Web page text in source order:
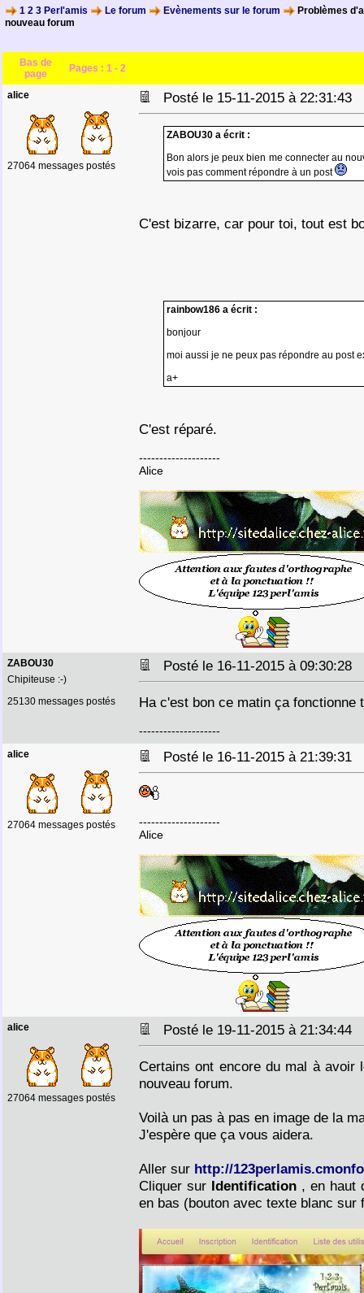
1 2 3 Perl'amis Le forum Evènements sur le forum
Problèmes
nouveau forum
Bas de
page
Pages : 1 - 2
alice
27064 messages postés
Posté le 15-11-2015 à 22:31:43
ZABOU30 a écrit :
Bon alors je peux bien me connecter au
vois pas comment répondre à un post
C'est bizarre, car pour toi, tout est
rainbow186 a écrit :
bonjour
moi aussi je ne peux pas répondre au post
a+
C'est réparé.
--------------------
Alice
ZABOU30
Chipiteuse :-)
25130 messages postés
Posté le 16-11-2015 à 09:30:28
Ha c'est bon ce matin ça fonctionne
--------------------
alice
27064 messages postés
Posté le 16-11-2015 à 21:39:31
--------------------
Alice
alice
27064 messages postés
Posté le 19-11-2015 à 21:34:44
Certains ont encore du mal à
nouveau forum.
Voilà un pas à pas en image de la
J'espère que ça vous aidera.
Aller sur http://
Cliquer sur Identification , en haut
en bas (bouton avec texte blanc sur